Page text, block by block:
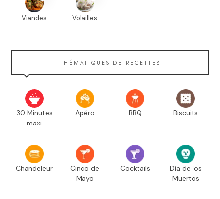
Viandes Volailles
THÉMATIQUES DE RECETTES
30 Minutes
maxi
Apéro BBQ Biscuits
Chandeleur
Cinco de
Mayo
Cocktails
Día de los
Muertos